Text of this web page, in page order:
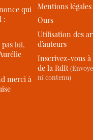
qui
:
pas lui,
merci à
Mentions légales
Ours
Utilisation des
d’auteurs
Inscrivez-vous
de la RdR
ni contenu)